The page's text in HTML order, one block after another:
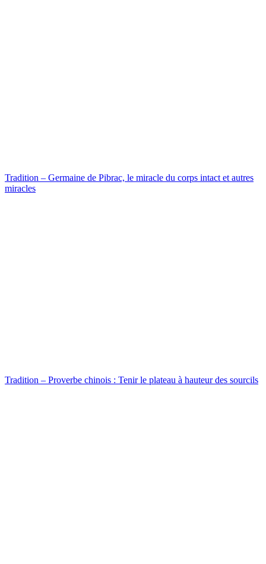
Tradition – Germaine de Pibrac, le miracle du corps intact et autres
miracles
Tradition – Proverbe chinois : Tenir le plateau à hauteur des sourcils